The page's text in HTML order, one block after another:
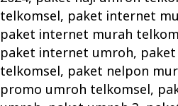
telkomsel, paket internet
paket internet murah
paket internet umroh,
telkomsel, paket nelpon
promo umroh telkomsel,
Suci